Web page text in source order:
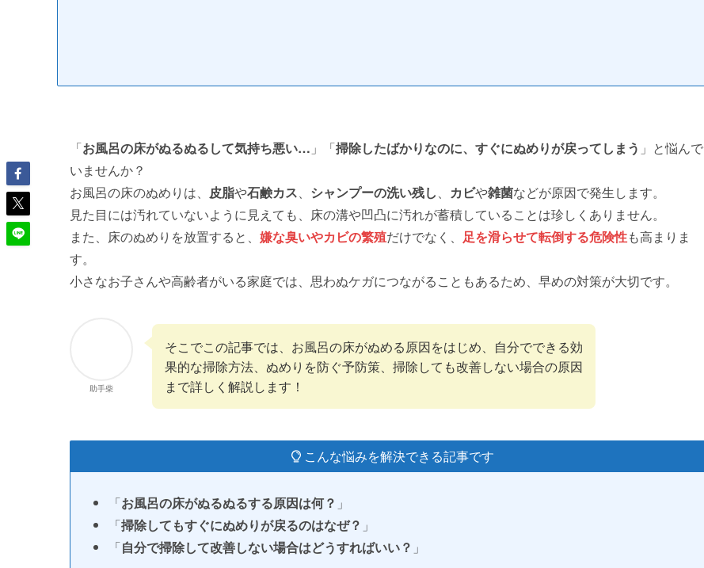
「お風呂の床がぬるぬるして気持ち悪い… 」「掃除したばかりなのに、すぐにぬめりが戻ってしまう 」と悩んで
いませんか？
お風呂の床のぬめりは、 皮脂や石鹸カス、 シャンプーの洗い残し、 カビや雑菌などが原因で発生します。
見た目には汚れていないように見えても、床の溝や凹凸に汚れが蓄積していることは珍しくありません。
また、床のぬめりを放置すると、 嫌な臭いやカビの繁殖だけでなく、 足を滑らせて転倒する危険性も高まりま
す。
小さなお子さんや高齢者がいる家庭では、思わぬケガにつながることもあるため、早めの対策が大切です。
助手柴
そこでこの記事では、お風呂の床がぬめる原因をはじめ、自分でできる効
果的な掃除方法、ぬめりを防ぐ予防策、掃除しても改善しない場合の原因
まで詳しく解説します！
こんな悩みを解決できる記事です
「お風呂の床がぬるぬるする原因は何？ 」
「掃除してもすぐにぬめりが戻るのはなぜ？ 」
「自分で掃除して改善しない場合はどうすればいい？ 」